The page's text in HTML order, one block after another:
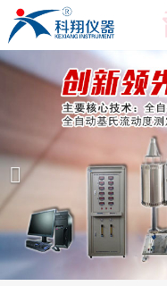
在线买世
在线买世界杯网站
产品展示
焦炭高温性能检测系统
焦化行业检测及优化配煤设
球团矿/烧结矿/块矿高温冶
公司简介
在线买世界杯网站
企业业绩